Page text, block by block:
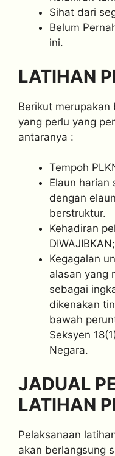
Sihat dari
Belum
ini.
LATIHAN
Berikut
yang perlu yang
antaranya :
Tempoh
Elaun harian
dengan
berstruktur.
Kehadiran
DIWAJIBKAN;
Kegagalan
alasan yang
sebagai
dikenakan
bawah
Seksyen
Negara.
JADUAL
LATIHAN
Pelaksanaan
akan berlangsung